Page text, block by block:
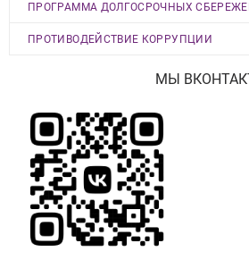
ПРОГРАММА ДОЛГОСРОЧНЫХ
ПРОТИВОДЕЙСТВИЕ КОРРУПЦИИ
МЫ